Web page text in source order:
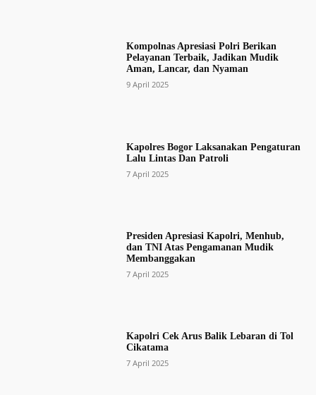
Kompolnas Apresiasi Polri Berikan
Pelayanan Terbaik, Jadikan Mudik
Aman, Lancar, dan Nyaman
9 April 2025
Kapolres Bogor Laksanakan Pengaturan
Lalu Lintas Dan Patroli
7 April 2025
Presiden Apresiasi Kapolri, Menhub,
dan TNI Atas Pengamanan Mudik
Membanggakan
7 April 2025
Kapolri Cek Arus Balik Lebaran di Tol
Cikatama
7 April 2025